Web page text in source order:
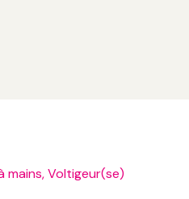
mains, Voltigeur(se)